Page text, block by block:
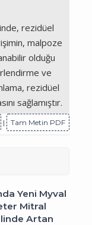
rezidüel
malpoze
olduğu
ve
rezidüel
sağlamıştır.
| Tam Metin PDF
Yeni Myval
Mitral
Artan